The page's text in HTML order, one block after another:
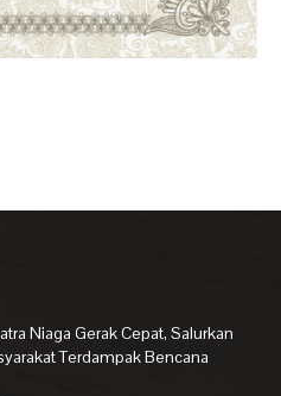
Niaga Gerak Cepat, Salurkan
Terdampak Bencana